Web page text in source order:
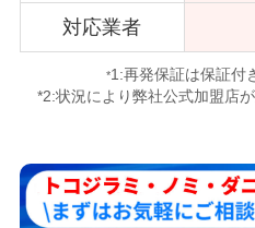
対応業者
*1:再発保証は保証付
*2:状況により弊社公式加盟店